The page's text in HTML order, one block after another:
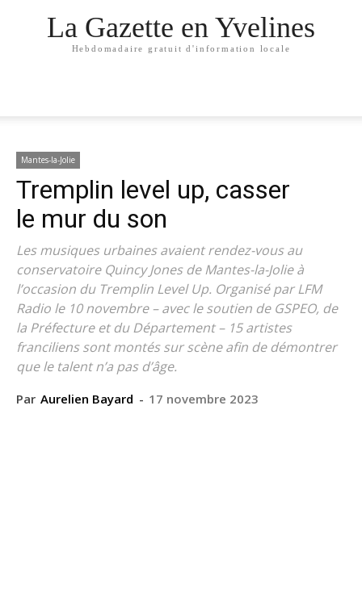
La Gazette en Yvelines
Hebdomadaire gratuit d'information locale
Mantes-la-Jolie
Tremplin level up, casser
le mur du son
Les musiques urbaines avaient rendez-vous au
conservatoire Quincy Jones de Mantes-la-Jolie à
l’occasion du Tremplin Level Up. Organisé par LFM
Radio le 10 novembre – avec le soutien de GSPEO, de
la Préfecture et du Département – 15 artistes
franciliens sont montés sur scène afin de démontrer
que le talent n’a pas d’âge.
Par Aurelien Bayard - 17 novembre 2023